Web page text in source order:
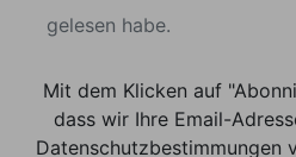
gelesen habe.
Mit dem Klicken auf
dass wir Ihre Email-
Datenschutzbestimmungen